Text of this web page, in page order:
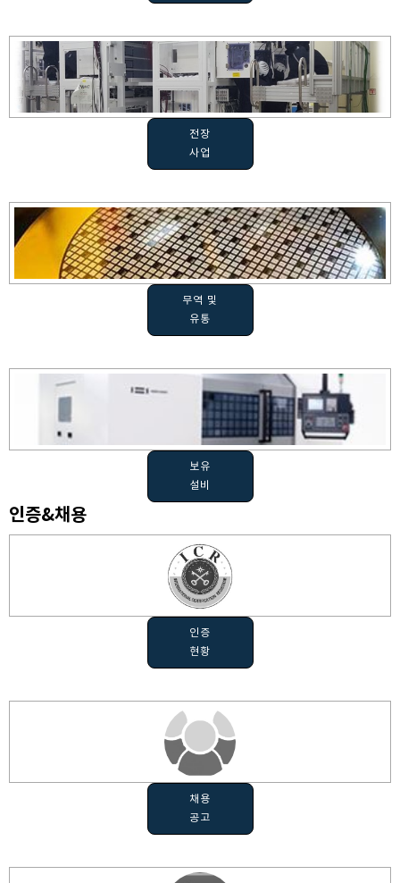
전장
사업
무역 및
유통
보유
설비
인증&채용
인증
현황
채용
공고